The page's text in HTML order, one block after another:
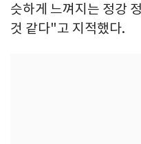
슷하게 느껴지는 정강
것 같다"고 지적했다.